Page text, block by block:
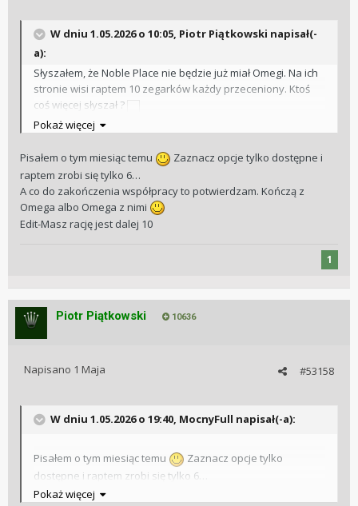
W dniu 1.05.2026 o 10:05, Piotr Piątkowski napisał(-
a):
Słyszałem, że Noble Place nie będzie już miał Omegi. Na ich
stronie wisi raptem 10 zegarków każdy przeceniony. Ktoś
coś więcej słyszał ?
https://nobleplace.pl/zegarki/omega
Pokaż więcej
Pisałem o tym miesiąc temu
Zaznacz opcje tylko dostępne i
raptem zrobi się tylko 6…
A co do zakończenia współpracy to potwierdzam. Kończą z
Omega albo Omega z nimi
Edit-Masz rację jest dalej 10
1
Piotr Piątkowski 10636
#53158
Napisano 1 Maja
W dniu 1.05.2026 o 19:40, MocnyFull napisał(-a):
Pisałem o tym miesiąc temu
Zaznacz opcje tylko
dostępne i raptem zrobi się tylko 6…
A co do zakończenia współpracy to potwierdzam. Kończą z
Pokaż więcej